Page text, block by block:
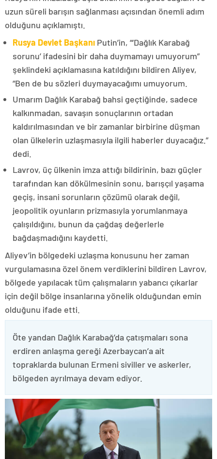
uzun süreli barışın sağlanması açısından önemli adım
olduğunu açıklamıştı.
Rusya Devlet Başkanı Putin’in, “‘Dağlık Karabağ
sorunu’ ifadesini bir daha duymamayı umuyorum”
şeklindeki açıklamasına katıldığını bildiren Aliyev,
“Ben de bu sözleri duymayacağımı umuyorum.
Umarım Dağlık Karabağ bahsi geçtiğinde, sadece
kalkınmadan, savaşın sonuçlarının ortadan
kaldırılmasından ve bir zamanlar birbirine düşman
olan ülkelerin uzlaşmasıyla ilgili haberler duyacağız.”
dedi.
Lavrov, üç ülkenin imza attığı bildirinin, bazı güçler
tarafından kan dökülmesinin sonu, barışçıl yaşama
geçiş, insani sorunların çözümü olarak değil,
jeopolitik oyunların prizmasıyla yorumlanmaya
çalışıldığını, bunun da çağdaş değerlerle
bağdaşmadığını kaydetti.
Aliyev’in bölgedeki uzlaşma konusunu her zaman
vurgulamasına özel önem verdiklerini bildiren Lavrov,
bölgede yapılacak tüm çalışmaların yabancı çıkarlar
için değil bölge insanlarına yönelik olduğundan emin
olduğunu ifade etti.
Öte yandan Dağlık Karabağ’da çatışmaları sona
erdiren anlaşma gereği Azerbaycan’a ait
topraklarda bulunan Ermeni siviller ve askerler,
bölgeden ayrılmaya devam ediyor.